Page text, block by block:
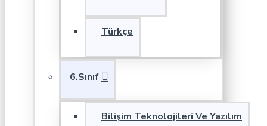
Türkçe
6.Sınıf
Bilişim Teknolojileri Ve Yazılım